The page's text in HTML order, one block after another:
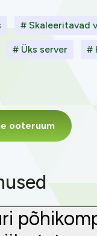
# Skaleeritavad
# Üks server
#
ooteruum